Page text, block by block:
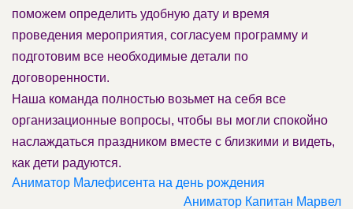
поможем определить удобную дату и время
проведения мероприятия, согласуем программу и
подготовим все необходимые детали по
договоренности.
Наша команда полностью возьмет на себя все
организационные вопросы, чтобы вы могли спокойно
наслаждаться праздником вместе с близкими и видеть,
как дети радуются.
Аниматор Малефисента на день рождения
Аниматор Капитан Марвел